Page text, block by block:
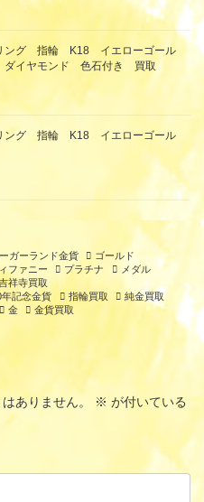
ング 指輪 K18 イエローゴール
イヤモンド 色石付き 買取
ング 指輪 K18 イエローゴール
ガーランド金貨
ゴールド
ファニー プラチナ
メダル
祥寺買取
記念金貨
指輪買取
純金買取
金 金貨買取
ありません。 ※ が付いている